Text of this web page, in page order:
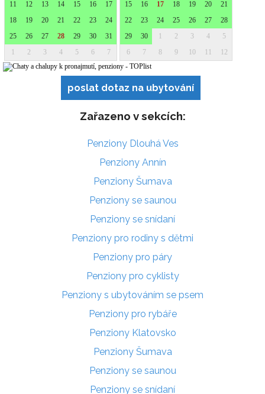
poslat dotaz na ubytování
Zařazeno v sekcích:
Penziony Dlouhá Ves
Penziony Annín
Penziony Šumava
Penziony se saunou
Penziony se snídaní
Penziony pro rodiny s dětmi
Penziony pro páry
Penziony pro cyklisty
Penziony s ubytováním se psem
Penziony pro rybáře
Penziony Klatovsko
Penziony Šumava
Penziony se saunou
Penziony se snídaní